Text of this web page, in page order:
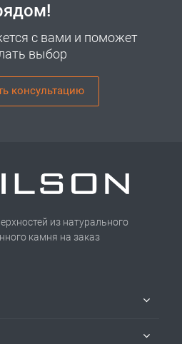
с вами и поможет
выбор
консультацию
из натурального
камня на заказ